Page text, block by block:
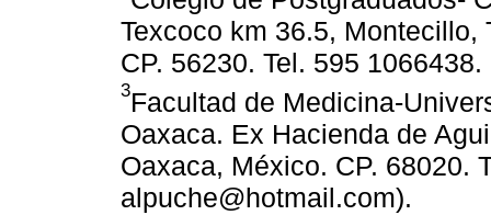
Texcoco km 36.5,
CP. 56230. Tel. 595
3Facultad de Medicina-
Oaxaca. Ex Hacienda de
Oaxaca, México. CP. 68020.
alpuche@hotmail.com).